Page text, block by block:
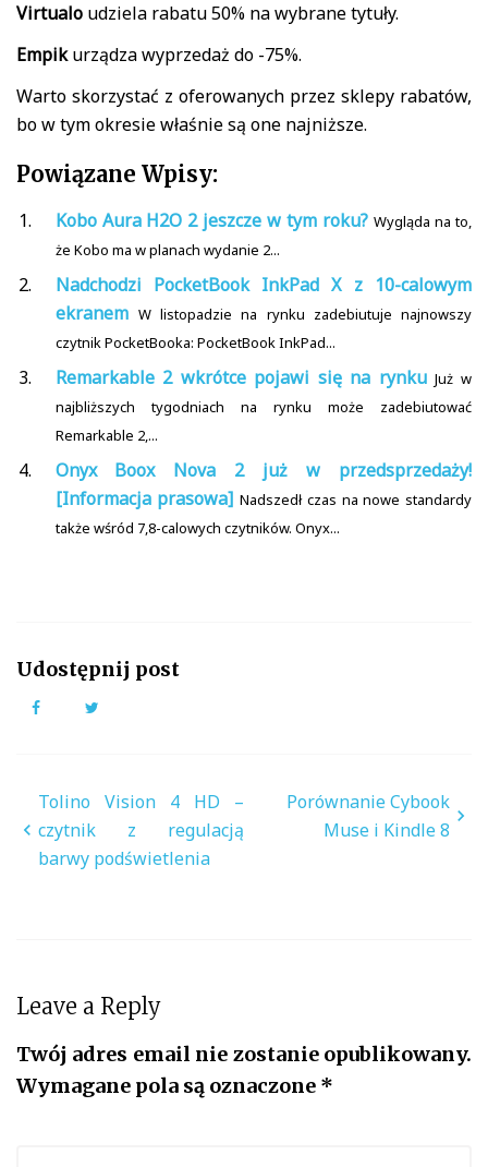
Virtualo udziela rabatu 50% na wybrane tytuły.
Empikurządza wyprzedaż do -75%.
Warto skorzystać z oferowanych przez sklepy rabatów,
bo w tym okresie właśnie są one najniższe.
Powiązane Wpisy:
Kobo Aura H2O 2 jeszcze w tym roku? Wygląda na to,
że Kobo ma w planach wydanie 2...
Nadchodzi PocketBook InkPad X z 10-calowym
ekranem W listopadzie na rynku zadebiutuje najnowszy
czytnik PocketBooka: PocketBook InkPad...
Remarkable 2 wkrótce pojawi się na rynku Już w
najbliższych tygodniach na rynku może zadebiutować
Remarkable 2,...
Onyx Boox Nova 2 już w przedsprzedaży!
[Informacja prasowa] Nadszedł czas na nowe standardy
także wśród 7,8-calowych czytników. Onyx...
Udostępnij post
Facebook
Nawigacja
wpisu
Tolino Vision 4 HD –
czytnik z regulacją
barwy podświetlenia
Porównanie Cybook
Muse i Kindle 8
Leave a Reply
Twój adres email nie zostanie opublikowany.
Wymagane pola są oznaczone *